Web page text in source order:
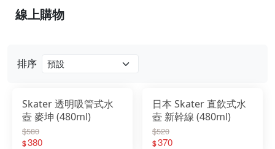
排序
Skater 透明吸管式水
壺 麥坤 (480ml)
$580
$380
日本 Skater 直飲式水
壺 新幹線 (480ml)
$520
$370
線上購物